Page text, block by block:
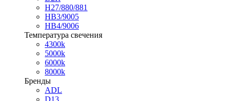
H27/880/881
HB3/9005
HB4/9006
Температура свечения
4300k
5000k
6000k
8000k
Бренды
ADL
D13